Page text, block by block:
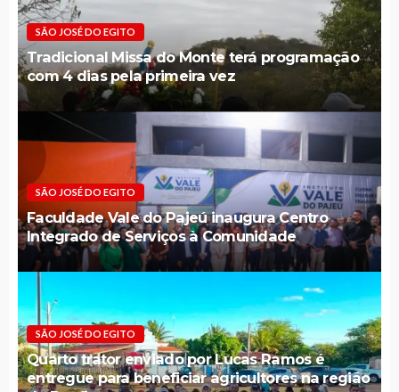
SÃO JOSÉ DO EGITO
Tradicional Missa do Monte terá programação
com 4 dias pela primeira vez
SÃO JOSÉ DO EGITO
Faculdade Vale do Pajeú inaugura Centro
Integrado de Serviços à Comunidade
SÃO JOSÉ DO EGITO
Quarto trator enviado por Lucas Ramos é
entregue para beneficiar agricultores na região